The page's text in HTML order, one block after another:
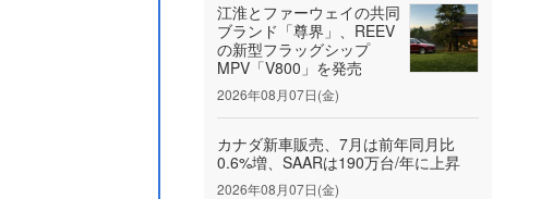
江淮とファーウェイの共同
ブランド「尊界」、REEV
の新型フラッグシップ
MPV「V800」を発売
2026年08月07日(金)
カナダ新車販売、7月は前年同月比
0.6%増、SAARは190万台/年に上昇
2026年08月07日(金)